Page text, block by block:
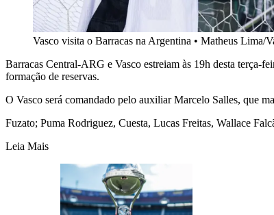
Vasco visita o Barracas na Argentina • Matheus Lima/
Barracas Central-ARG e Vasco estreiam às 19h desta terça-
formação de reservas.
O Vasco será comandado pelo auxiliar Marcelo Salles, que
Fuzato; Puma Rodriguez, Cuesta, Lucas Freitas, Wallace
Leia Mais